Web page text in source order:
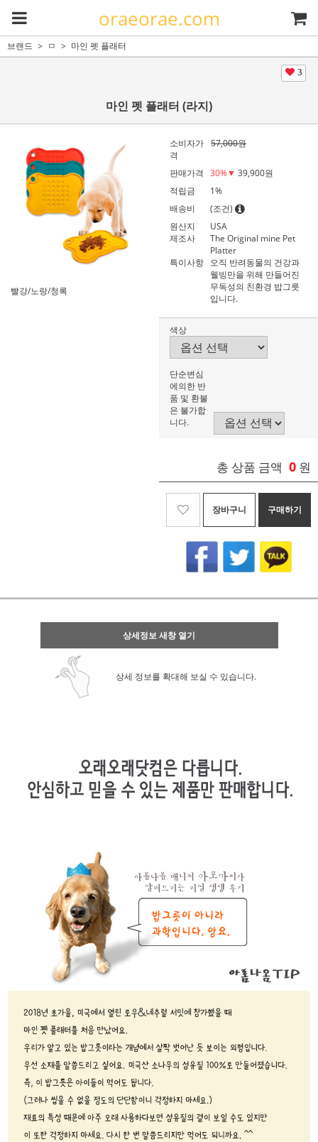
oraeorae.com
브랜드 ㅁ 마인 펫 플래터
3
마인 펫 플래터 (라지)
빨강/노랑/청록
소비자가
격
57,000원
판매가격 30%▼39,900원
적립금
1%
배송비
(조건)
원산지
USA
제조사
The Original mine Pet
Platter
특이사항 오직 반려동물의 건강과
웰빙만을 위해 만들어진
무독성의 친환경 밥그릇
입니다.
색상
단순변심
에의한 반
품 및 환불
은 불가합
니다.
총 상품 금액 0 원
장바구니 구매하기
상세정보 새창 열기
상세 정보를 확대해 보실 수 있습니다.